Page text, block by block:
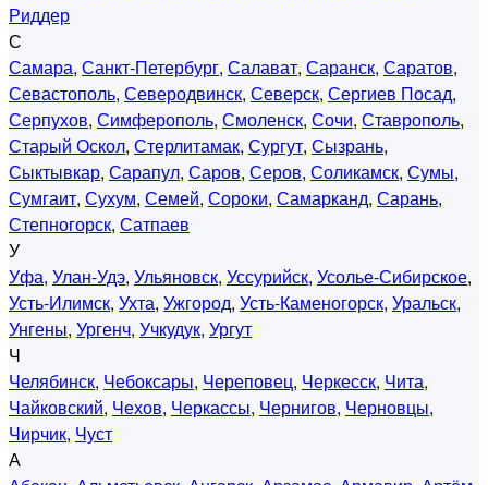
Риддер
С
Самара, Санкт-Петербург, Салават, Саранск, Саратов,
Севастополь, Северодвинск, Северск, Сергиев Посад,
Серпухов, Симферополь, Смоленск, Сочи, Ставрополь,
Старый Оскол, Стерлитамак, Сургут, Сызрань,
Сыктывкар, Сарапул, Саров, Серов, Соликамск, Сумы,
Сумгаит, Сухум, Семей, Сороки, Самарканд, Сарань,
Степногорск, Сатпаев
У
Уфа, Улан-Удэ, Ульяновск, Уссурийск, Усолье-Сибирское,
Усть-Илимск, Ухта, Ужгород, Усть-Каменогорск, Уральск,
Унгены, Ургенч, Учкудук, Ургут
Ч
Челябинск, Чебоксары, Череповец, Черкесск, Чита,
Чайковский, Чехов, Черкассы, Чернигов, Черновцы,
Чирчик, Чуст
А